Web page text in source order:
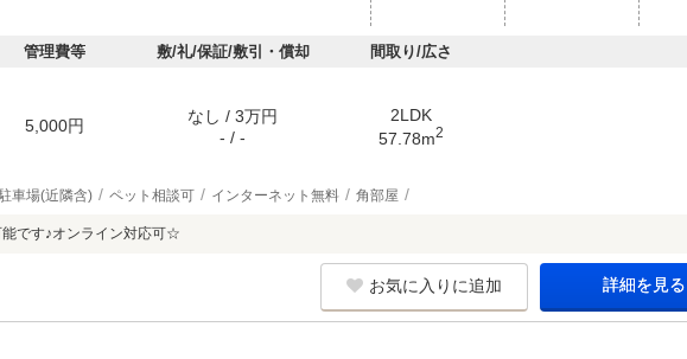
管理費等 敷/礼/保証/敷引・償却 間取り/広さ
5,000円
なし / 3万円
- / -
2LDK
57.78m2
車場(近隣含) ペット相談可 インターネット無料 角部屋
です♪オンライン対応可☆
お気に入りに追加 詳細を見る